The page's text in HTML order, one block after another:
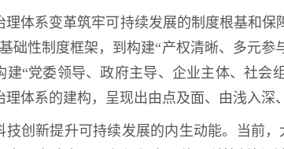
体系变革筑牢可持续发展的制度根基和保
础性制度框架，到构建“产权清晰、多元
建“党委领导、政府主导、企业主体、社会
理体系的建构，呈现出由点及面、由浅入深
创新提升可持续发展的内生动能。当前，